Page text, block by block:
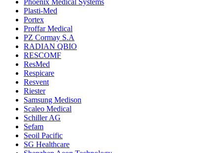
Phoenix Medical Systems
Plasti-Med
Portex
Proffar Medical
PZ Cormay S.A
RADIAN QBIO
RESCOMF
ResMed
Respicare
Resvent
Riester
Samsung Medison
Scaleo Medical
Schiller AG
Sefam
Seoil Pacific
SG Healthcare